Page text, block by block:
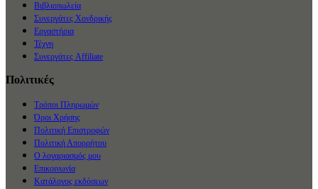
Βιβλιοπωλεία
Συνεργάτες Χονδρικής
Εργαστήρια
Τέχνη
Συνεργάτες Affiliate
Πολιτικές
Τρόποι Πληρωμών
Όροι Χρήσης
Πολιτική Επιστροφών
Πολιτική Απορρήτου
Ο λογαριασμός μου
Επικοινωνία
Κατάλογος εκδόσεων